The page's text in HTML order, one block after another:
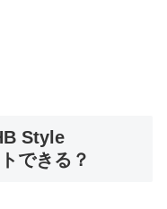
Style
できる？